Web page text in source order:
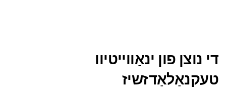
די נוצן פון ינאַווייטיוו
טעקנאַלאַדזשיז